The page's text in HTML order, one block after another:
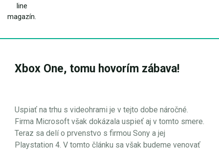
line
magazín.
Xbox One, tomu hovorím zábava!
Uspiať na trhu s videohrami je v tejto dobe náročné.
Firma Microsoft však dokázala uspieť aj v tomto smere.
Teraz sa delí o prvenstvo s firmou Sony a jej
Playstation 4. V tomto článku sa však budeme venovať